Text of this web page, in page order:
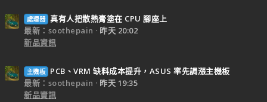
處理器 真有人把散熱膏塗在 CPU 腳座上
最新：soothepain
昨天 20:02
新品資訊
主機板
PCB、VRM 缺料成本提升，ASUS 率先調漲主機板
最新：soothepain
昨天 19:35
新品資訊